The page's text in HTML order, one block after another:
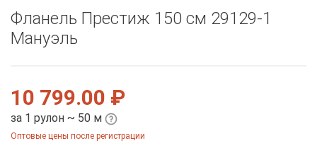
Фланель Престиж 150 см 29129-1
Мануэль
10 799.00 ₽
за 1 рулон ~ 50 м
Оптовые цены после регистрации